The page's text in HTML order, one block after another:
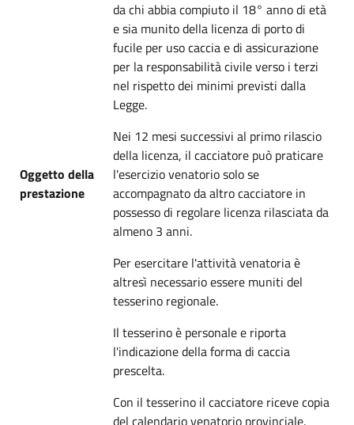
Oggetto della
prestazione
da chi abbia compiuto il 18° anno di età
e sia munito della licenza di porto di
fucile per uso caccia e di assicurazione
per la responsabilità civile verso i terzi
nel rispetto dei minimi previsti dalla
Legge.
Nei 12 mesi successivi al primo rilascio
della licenza, il cacciatore può praticare
l'esercizio venatorio solo se
accompagnato da altro cacciatore in
possesso di regolare licenza rilasciata da
almeno 3 anni.
Per esercitare l'attività venatoria è
altresì necessario essere muniti del
tesserino regionale.
Il tesserino è personale e riporta
l'indicazione della forma di caccia
prescelta.
Con il tesserino il cacciatore riceve copia
del calendario venatorio provinciale.